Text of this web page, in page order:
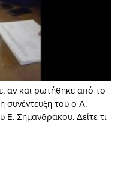
αν και ρωτήθηκε από το
συνέντευξή του ο Λ.
Ε. Σημανδράκου. Δείτε τι